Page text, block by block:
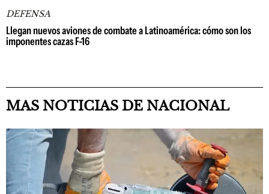
DEFENSA
Llegan nuevos aviones de combate a Latinoamérica: cómo son los
imponentes cazas F-16
MAS NOTICIAS DE NACIONAL